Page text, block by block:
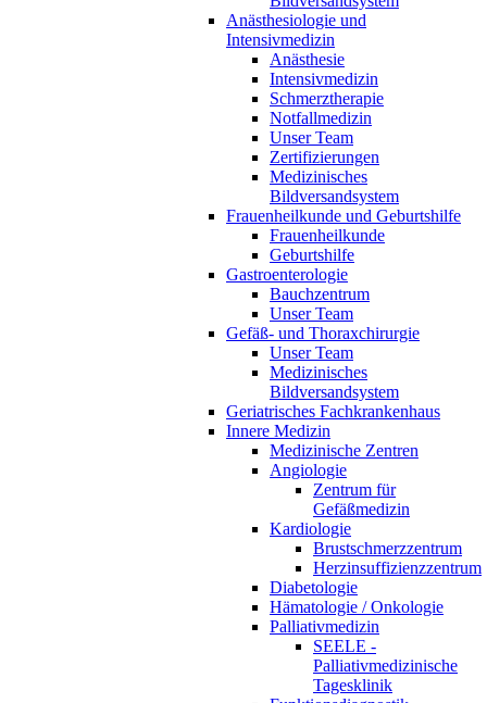
Anästhesiologie und
Intensivmedizin
Anästhesie
Intensivmedizin
Schmerztherapie
Notfallmedizin
Unser Team
Zertifizierungen
Medizinisches
Bildversandsystem
Frauenheilkunde und Geburtshilfe
Frauenheilkunde
Geburtshilfe
Gastroenterologie
Bauchzentrum
Unser Team
Gefäß- und Thoraxchirurgie
Unser Team
Medizinisches
Bildversandsystem
Geriatrisches Fachkrankenhaus
Innere Medizin
Medizinische Zentren
Angiologie
Zentrum für
Gefäßmedizin
Kardiologie
Brustschmerzzentrum
Herzinsuffizienzzentrum
Diabetologie
Hämatologie / Onkologie
Palliativmedizin
SEELE -
Palliativmedizinische
Tagesklinik